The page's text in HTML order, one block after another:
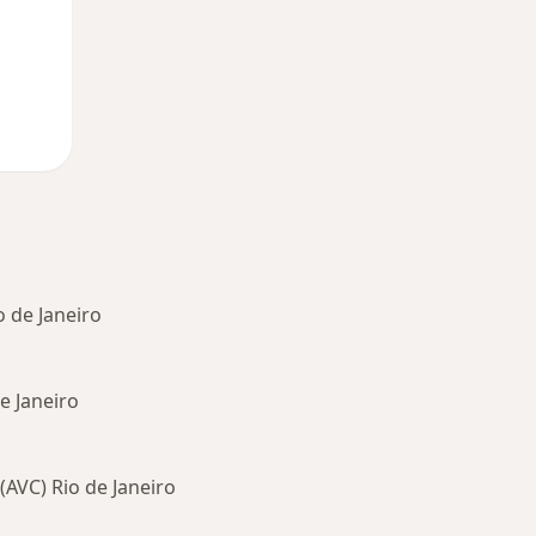
de Janeiro
Janeiro
Rio de Janeiro